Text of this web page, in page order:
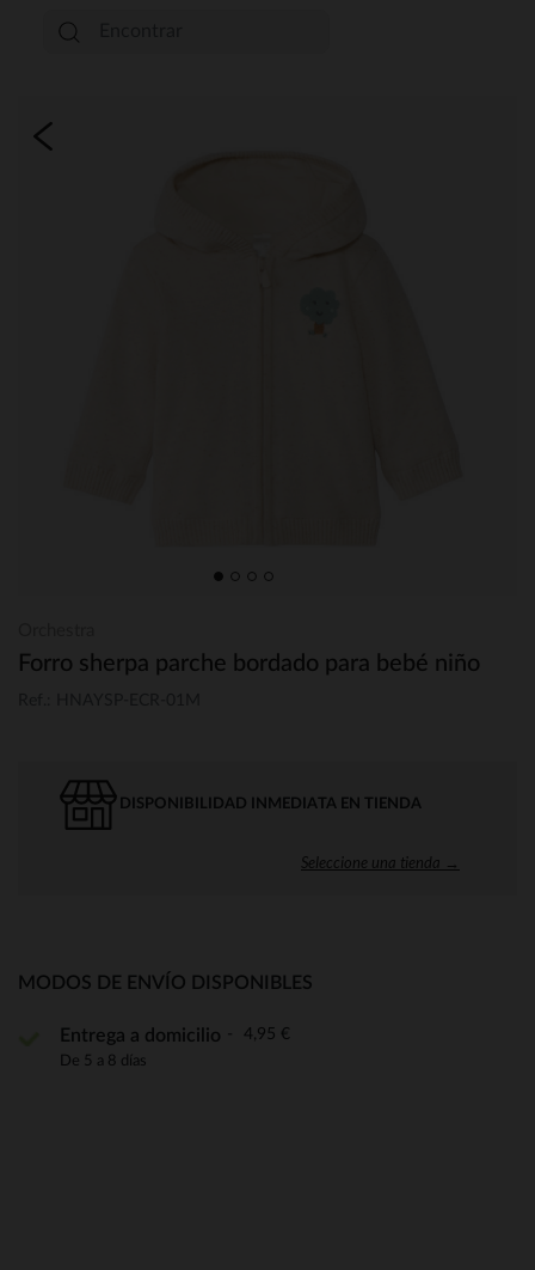
Forro sherpa parche bordado para bebé niño
DISPONIBILIDAD INMEDIATA EN TIENDA
Seleccione una tienda →
MODOS DE ENVÍO DISPONIBLES
Entrega a domicilio 4,95 €
De 5 a 8 días